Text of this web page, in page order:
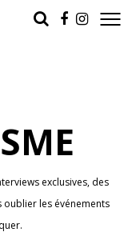
exclusives, des
oublier les événements